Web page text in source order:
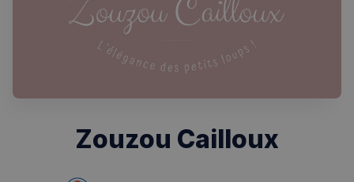
Recherche ✨Chatbot IA
Rechercher dans Français à Londres - Magazine
RECHERCHES POPULAIRES
Zouzou Cailloux